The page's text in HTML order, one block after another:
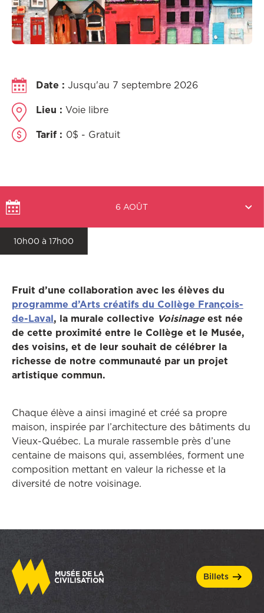
Date : Jusqu'au 7 septembre 2026
Lieu : Voie libre
Tarif : 0$ - Gratuit
6 AOÛT
Choisir
une
date
10h00 à 17h00
Fruit d’une collaboration avec les élèves du
programme d’Arts créatifs du Collège François-
de-LavalCe lien ouvrira dans une autre fenêtre
, la murale collective Voisinageest née
de cette proximité entre le Collège et le Musée,
des voisins, et de leur souhait de célébrer la
richesse de notre communauté par un projet
artistique commun.
Chaque élève a ainsi imaginé et créé sa propre
maison, inspirée par l’architecture des bâtiments du
Vieux-Québec. La murale rassemble près d’une
centaine de maisons qui, assemblées, forment une
composition mettant en valeur la richesse et la
diversité de notre voisinage.
billets